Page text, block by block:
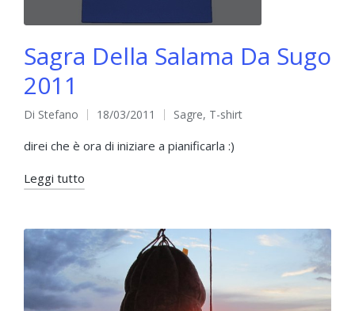
Sagra Della Salama Da Sugo
2011
Pubblicato
da
Di Stefano 18/03/2011
Pubblicato
in
Sagre, T-shirt
direi che è ora di iniziare a pianificarla :)
Leggi tutto